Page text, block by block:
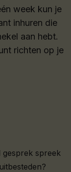
week kun je
inhuren die
aan hebt.
richten op je
spreek